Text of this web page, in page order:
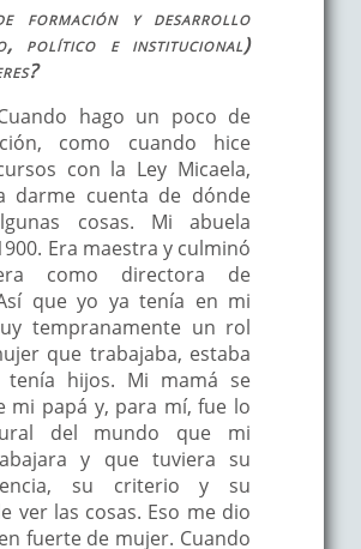
formación y desarrollo
político e institucional)
hago un poco de
como cuando hice
con la Ley Micaela,
darme cuenta de dónde
cosas. Mi abuela
Era maestra y culminó
como directora de
que yo ya tenía en mi
tempranamente un rol
que trabajaba, estaba
tenía hijos. Mi mamá se
mi papá y, para mí, fue lo
del mundo que mi
y que tuviera su
su criterio y su
ver las cosas. Eso me dio
fuerte de mujer. Cuando